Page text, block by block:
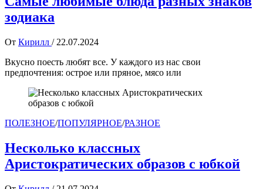
зодиака
От Кирилл / 22.07.2024
Вкусно поесть любят все. У каждого из нас свои
предпочтения: острое или пряное, мясо или
ПОЛЕЗНОЕ/ПОПУЛЯРНОЕ/РАЗНОЕ
Несколько классных
Аристократических образов с юбкой